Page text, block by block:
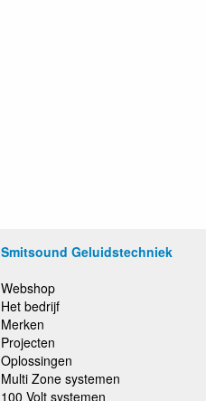
Smitsound Geluidstechniek
Webshop
Het bedrijf
Merken
Projecten
Oplossingen
Multi Zone systemen
100 Volt systemen